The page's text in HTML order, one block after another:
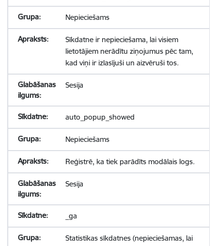
Nepieciešams
Sīkdatne ir nepieciešama, lai visiem
lietotājiem nerādītu ziņojumus pēc tam,
kad viņi ir izlasījuši un aizvēruši tos.
Sesija
auto_popup_showed
Nepieciešams
Reģistrē, ka tiek parādīts modālais logs.
Sesija
_ga
Statistikas sīkdatnes (nepieciešamas, lai